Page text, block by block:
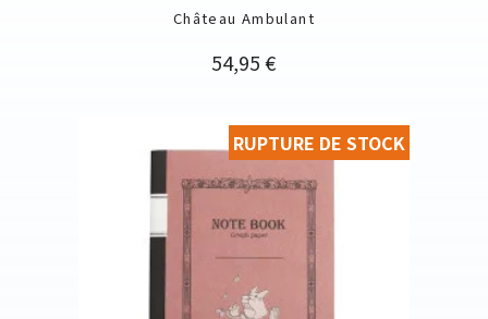
Château Ambulant
Prix
54,95 €
RUPTURE DE STOCK